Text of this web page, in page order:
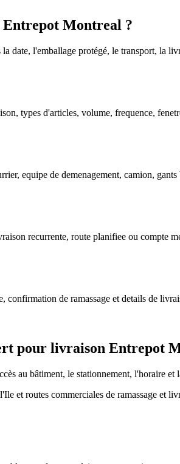
Montreal ?
date, l'emballage protégé, le transport, la
types d'articles, volume, frequence,
equipe de demenagement, camion,
recurrente, route planifiee ou compte
confirmation de ramassage et details de
pour livraison Entrepot
au bâtiment, le stationnement, l'horaire
et routes commerciales de ramassage et